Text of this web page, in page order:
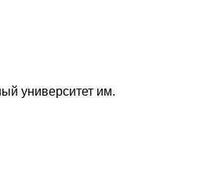
университет им.